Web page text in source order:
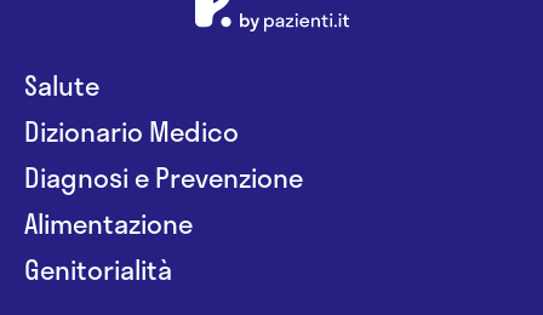
Salute
Dizionario Medico
Diagnosi e Prevenzione
Alimentazione
Genitorialità